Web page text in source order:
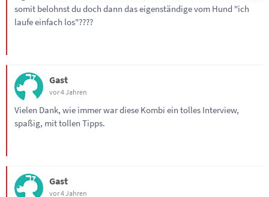
somit belohnst du doch dann das eigenständige vom Hund "ich
laufe einfach los"????
Gast
vor 4 Jahren
Vielen Dank, wie immer war diese Kombi ein tolles Interview,
spaßig, mit tollen Tipps.
Gast
vor 4 Jahren